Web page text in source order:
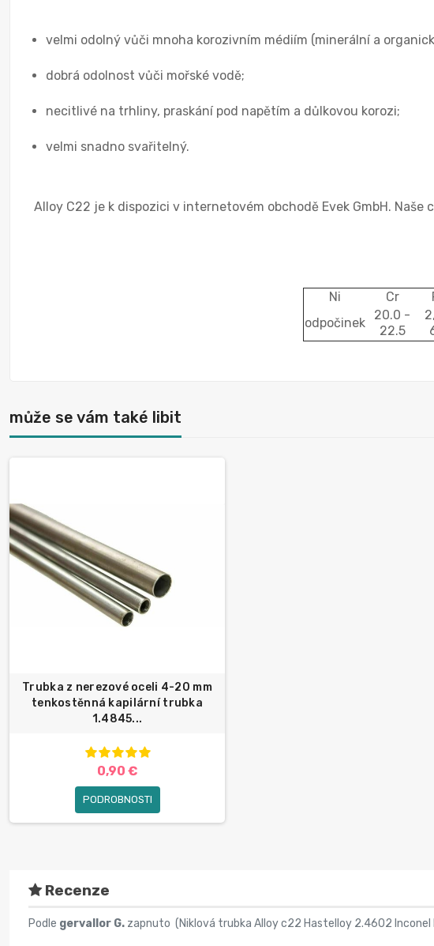
velmi odolný vůči mnoha korozivním médiím (minerální a
dobrá odolnost vůči mořské vodě;
necitlivé na trhliny, praskání pod napětím a důlkovou korozi;
velmi snadno svařitelný.
Alloy C22 je k dispozici v internetovém obchodě Evek GmbH.
Ni Cr
odpočinek
20.0 -
22.5
může se vám také libit
Trubka z nerezové oceli 4-20 mm
tenkostěnná kapilární trubka
1.4845...
0,90 €
PODROBNOSTI
Recenze
Podle gervallor G. zapnuto (Niklová trubka Alloy c22 Hastelloy 2.4602